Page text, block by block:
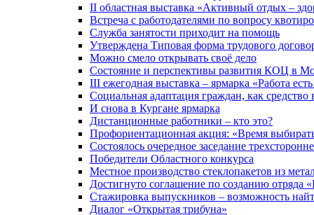
II областная выставка «Активный отдых –
Встреча с работодателями по вопросу
Служба занятости приходит на помощь
Утверждена Типовая форма трудового
Можно смело открывать своё дело
Состояние и перспективы развития КОЦ в
III ежегодная выставка – ярмарка «Работа
Социальная адаптация граждан, как средство
И снова в Кургане ярмарка
Дистанционные работники – кто это?
Профориентационная акция: «Время
Состоялось очередное заседание
Победители Областного конкурса
Местное производство стеклопакетов из
Достигнуто соглашение по созданию
Стажировка выпускников – возможность
Диалог «Открытая трибуна»